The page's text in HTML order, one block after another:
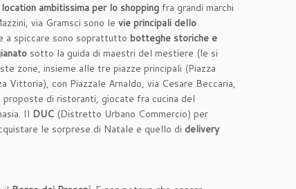
location ambitissima per lo shopping fra grandi marchi
via Gramsci sono le vie principali dello
a spiccare sono soprattutto botteghe storiche e
sotto la guida di maestri del mestiere (le si
zone, insieme alle tre piazze principali (Piazza
Vittoria), con Piazzale Arnaldo, via Cesare Beccaria,
di ristoranti, giocate fra cucina del
Il DUC (Distretto Urbano Commercio) per
le sorprese di Natale e quello di delivery